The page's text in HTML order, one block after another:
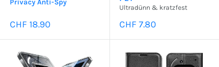
Privacy Anti-Spy
Sonderpreis
CHF 18.90
Ultradünn & kratzfest
Sonderpreis
CHF 7.80